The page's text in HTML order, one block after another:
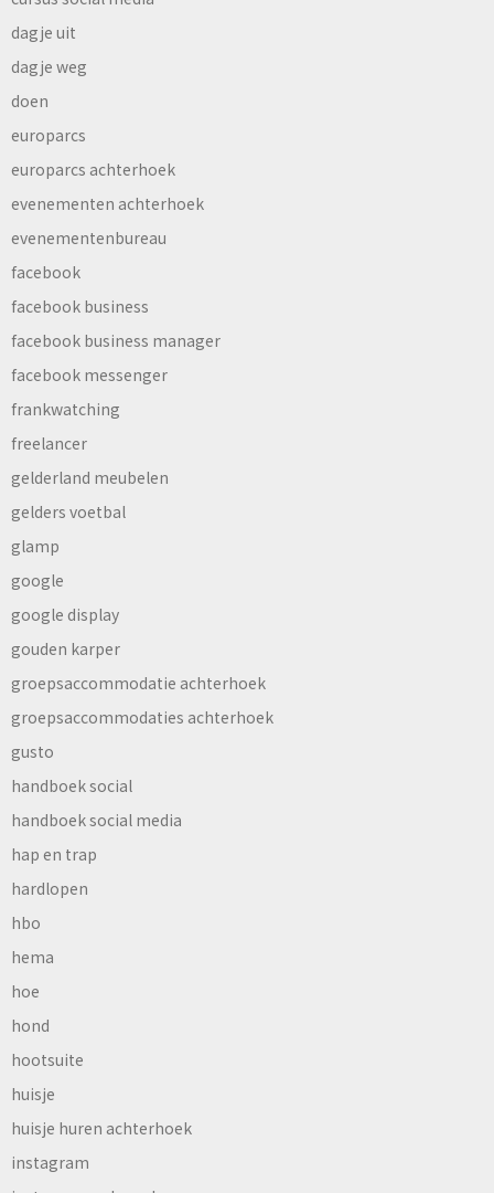
dagje uit
dagje weg
doen
europarcs
europarcs achterhoek
evenementen achterhoek
evenementenbureau
facebook
facebook business
facebook business manager
facebook messenger
frankwatching
freelancer
gelderland meubelen
gelders voetbal
glamp
google
google display
gouden karper
groepsaccommodatie achterhoek
groepsaccommodaties achterhoek
gusto
handboek social
handboek social media
hap en trap
hardlopen
hbo
hema
hoe
hond
hootsuite
huisje
huisje huren achterhoek
instagram